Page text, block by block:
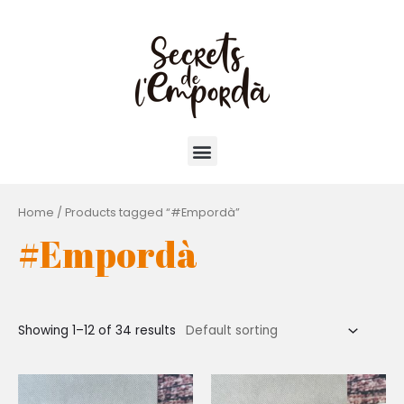
Home / Products tagged “#Empordà”
#Empordà
Showing 1–12 of 34 results